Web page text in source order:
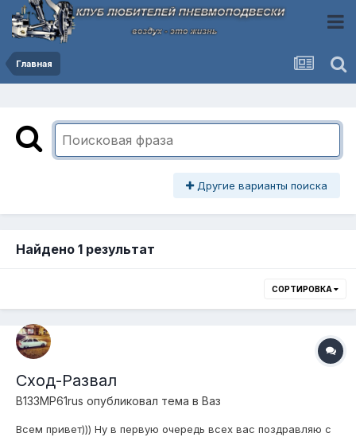
Главная
Другие варианты поиска
Найдено 1 результат
СОРТИРОВКА
Сход-Развал
B133MP61rus опубликовал тема в Ваз
Всем привет))) Ну в первую очередь всех вас поздравляю с